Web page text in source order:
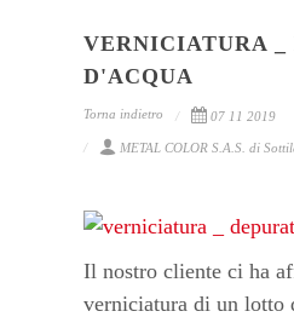
VERNICIATURA _
D'ACQUA
Torna indietro 07 11 2019
METAL COLOR S.A.S. di
Il nostro cliente ci ha
verniciatura di un lotto